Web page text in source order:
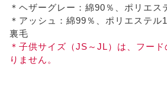
＊ヘザーグレー：綿90％、ポリエス
＊アッシュ：綿99％、ポリエステル
裏毛
＊子供サイズ（JS～JL）は、フー
りません。